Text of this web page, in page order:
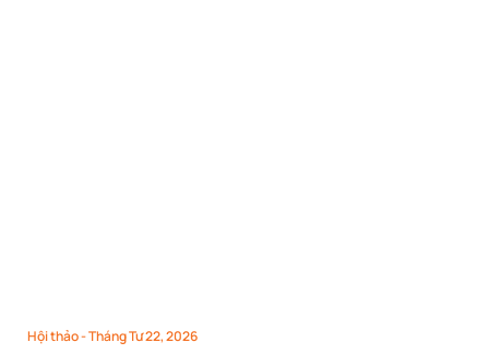
Hội thảo- Tháng Tư 22, 2026